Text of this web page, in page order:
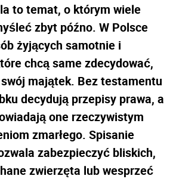
to temat, o którym wiele
zbyt późno. W Polsce
żyjących samotnie i
chcą same zdecydować,
majątek. Bez testamentu
decydują przepisy prawa, a
one rzeczywistym
zmarłego. Spisanie
zabezpieczyć bliskich,
zwierzęta lub wesprzeć